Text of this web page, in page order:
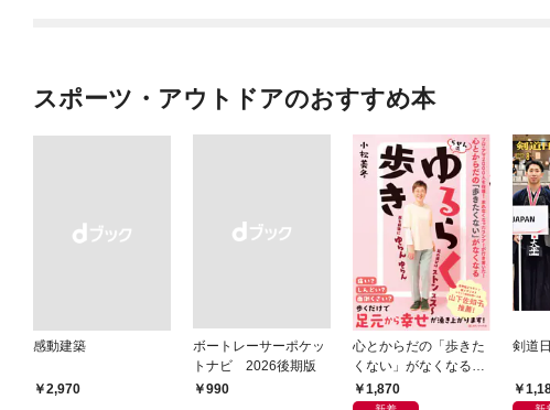
スポーツ・アウトドアのおすすめ本
感動建築
￥2,970
ボートレーサーポケッ
トナビ 2026後期版
￥990
心とからだの「歩きた
くない」がなくなる
らせん流 ゆるらく歩
き
1,870
剣道